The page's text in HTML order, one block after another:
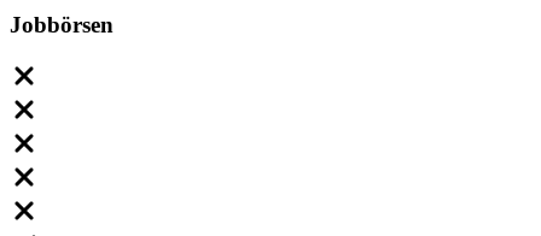
Jobbörsen